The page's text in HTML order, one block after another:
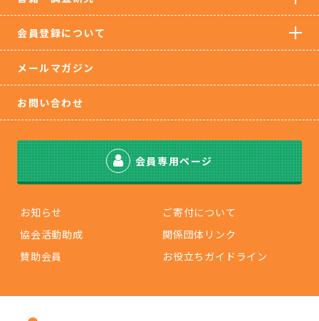
会員登録について
メールマガジン
お問い合わせ
会員専用ページ
お知らせ
ご寄付について
協会活動助成
関係団体リンク
賛助会員
お役立ちガイドライン